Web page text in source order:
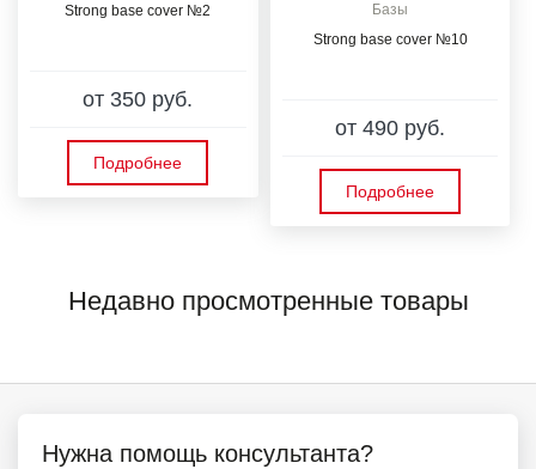
Strong base cover №2
от 350 руб.
Подробнее
Базы
Strong base cover №10
от 490 руб.
Подробнее
Недавно просмотренные товары
Нужна помощь консультанта?